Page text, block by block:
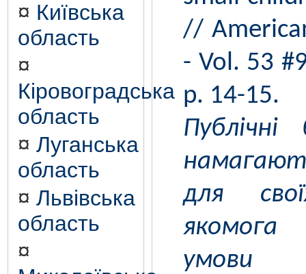
¤ Київська
область
¤
Кіровоградська
область
¤ Луганська
область
¤ Львівська
область
¤
//
- Vol. 53
p. 14-15.
для
умови